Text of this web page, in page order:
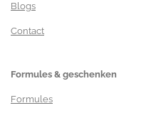
Blogs
Contact
Formules & geschenken
Formules